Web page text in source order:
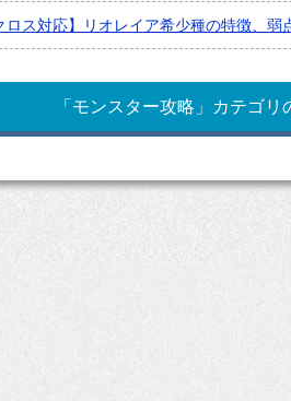
ロス対応】リオレイア希少種の特徴、
「モンスター攻略」カテゴ